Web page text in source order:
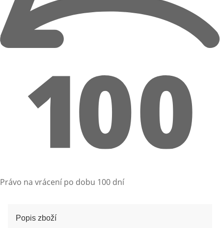
Právo na vrácení po dobu 100 dní
Popis zboží